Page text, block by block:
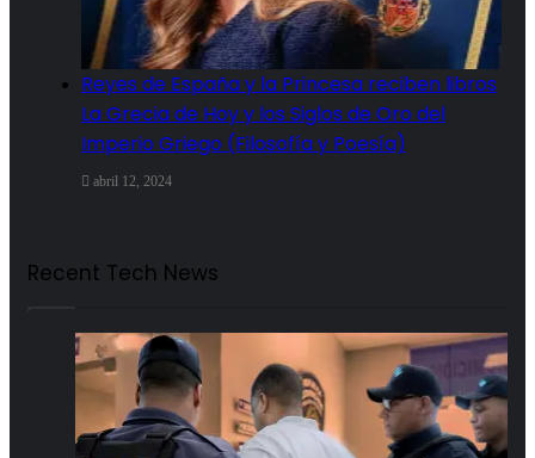
Reyes de España y la Princesa reciben libros
La Grecia de Hoy y los Siglos de Oro del
Imperio Griego (Filosofía y Poesía)
abril 12, 2024
Recent Tech News